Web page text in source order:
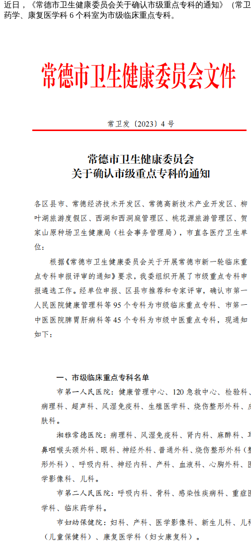
近日，《常德市卫生健康委员会关于确认市级重点专科的通知》（常
药学、康复医学科 6 个科室为市级临床重点专科。